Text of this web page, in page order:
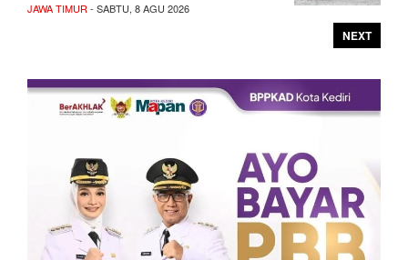
JAWA TIMUR- SABTU, 8 AGU 2026
NEXT